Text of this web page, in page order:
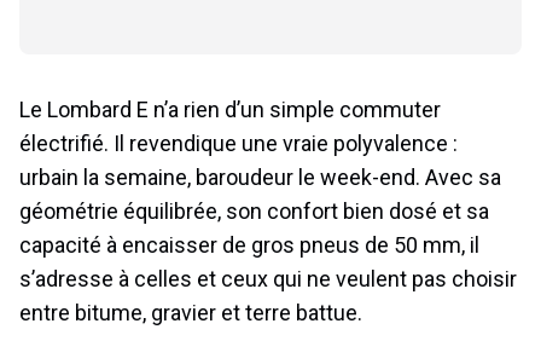
Le Lombard E n’a rien d’un simple commuter
électrifié. Il revendique une vraie polyvalence :
urbain la semaine, baroudeur le week-end. Avec sa
géométrie équilibrée, son confort bien dosé et sa
capacité à encaisser de gros pneus de 50 mm, il
s’adresse à celles et ceux qui ne veulent pas choisir
entre bitume, gravier et terre battue.